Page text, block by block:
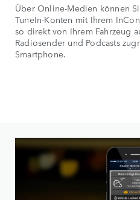
Über Online-Medien können
TuneIn-Konten mit Ihrem
so direkt von Ihrem Fahrzeug
Radiosender und Podcasts
Smartphone.